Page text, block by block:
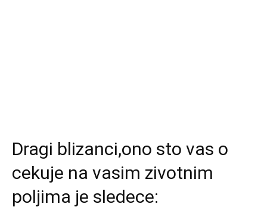
Dragi blizanci,ono sto vas o
cekuje na vasim zivotnim
poljima je sledece: